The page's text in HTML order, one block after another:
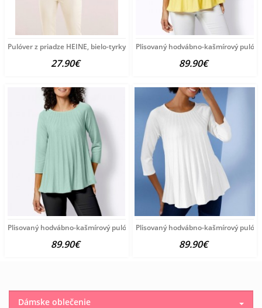
Pulóver z priadze HEINE, bielo-tyrkysový
27.90€
Plisovaný hodvábno-kašmírový
89.90€
Plisovaný hodvábno-kašmírový pulóver vzhľadom Création
89.90€
Plisovaný hodvábno-kašmírový
89.90€
Dámske oblečenie